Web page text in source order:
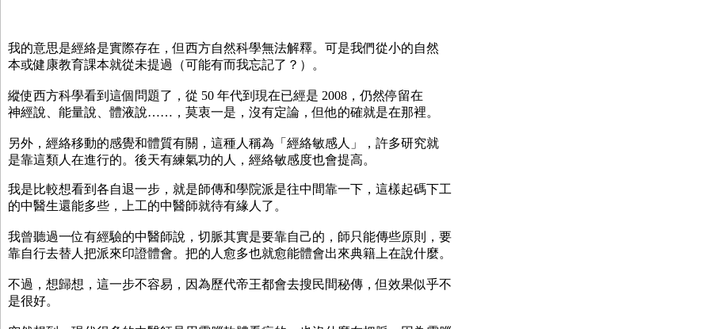
我的意思是經絡是實際存在，但西方自然科學無法解釋。可是我們從小的自然
本或健康教育課本就從未提過（可能有而我忘記了？）。
縱使西方科學看到這個問題了，從 50 年代到現在已經是 2008，仍然停留在
神經說、能量說、體液說……，莫衷一是，沒有定論，但他的確就是在那裡。
另外，經絡移動的感覺和體質有關，這種人稱為「經絡敏感人」，許多研究就
是靠這類人在進行的。後天有練氣功的人，經絡敏感度也會提高。
我是比較想看到各自退一步，就是師傳和學院派是往中間靠一下，這樣起碼下工
的中醫生還能多些，上工的中醫師就待有緣人了。
我曾聽過一位有經驗的中醫師說，切脈其實是要靠自己的，師只能傳些原則，要
靠自行去替人把派來印證體會。把的人愈多也就愈能體會出來典籍上在說什麼。
不過，想歸想，這一步不容易，因為歷代帝王都會去搜民間秘傳，但效果似乎不
是很好。